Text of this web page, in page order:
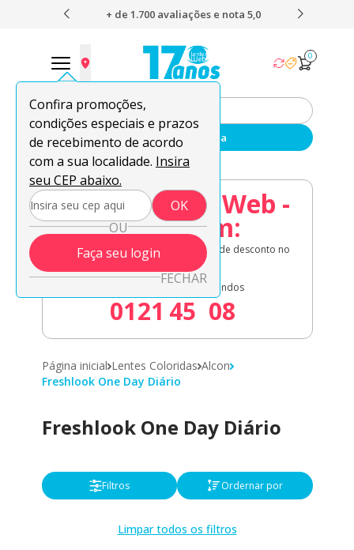
+ de 1.700 avaliações e nota 5,0
Confira promoções,
condições especiais e prazos
de recebimento de acordo
com a sua localidade. Insira
seu CEP abaixo.
OK
OU
Faça seu login
FECHAR
0
Enviar sua receita
08.08 Lentes Web -
Acaba em:
Lentes de contato em oferta + 8% de desconto no
01
Horas
21
Minutos
45
Segundos
08
Página inicial Lentes Coloridas Alcon
Freshlook One Day Diário
Freshlook One Day Diário
Filtros Ordernar por
Limpar todos os filtros